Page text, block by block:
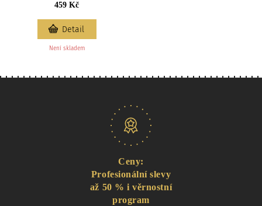
459 Kč
Není skladem
Detail
Ceny:
Profesionální slevy
až 50 % i věrnostní
program